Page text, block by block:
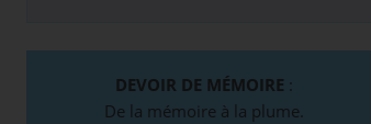
DEVOIR DE MÉMOIRE :
De la mémoire à la plume.